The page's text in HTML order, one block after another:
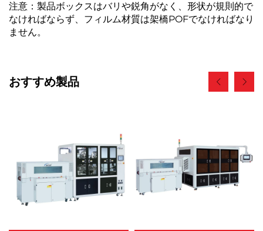
注意：製品ボックスはバリや鋭角がなく、形状が規則的で
なければならず、フィルム材質は架橋POFでなければなり
ません。
おすすめ製品